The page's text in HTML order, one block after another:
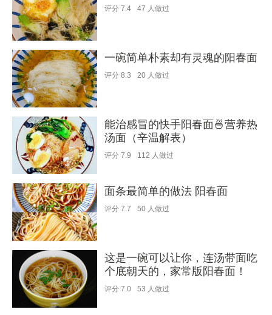
评分 7.4 47 人做过
一碗简单朴素却有灵魂的阳春面
评分 8.3 20 人做过
能治感冒的快手阳春面🍜营养热
汤面（辛温解表）
评分 7.9 112 人做过
面条最简单的做法 阳春面
评分 7.7 50 人做过
这是一碗可以让你，连汤带面吃
个底朝天的，家常版阳春面！
评分 7.0 53 人做过